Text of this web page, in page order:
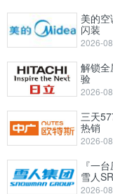
美的
闪装
2026-
解锁
验
2026-
三天
热销
2026-
『一
雪人
2026-